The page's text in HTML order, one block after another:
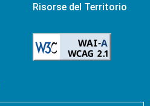
Risorse del Territorio